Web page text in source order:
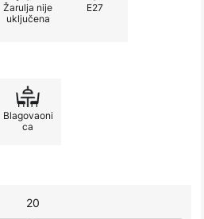
Žarulja nije
uključena
E27
Blagovaoni
ca
20